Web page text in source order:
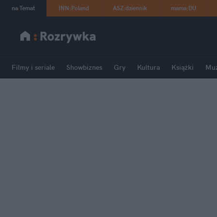
na:Temat INN:Poland ASZ:dziennik mama:DU
Filmy i seriale Showbiznes Gry Kultura Książki